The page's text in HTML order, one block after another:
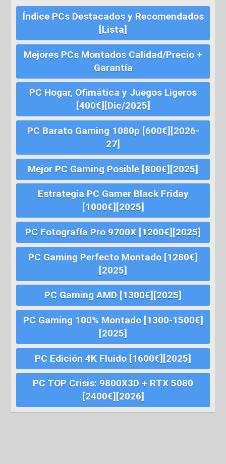
Índice PCs Destacados y Recomendados
[Lista]
Mejores PCs Montados Calidad/Precio +
Garantía
PC Hogar, Ofimática y Juegos Ligeros
[400€][Dic/2025]
PC Barato Gaming 1080p [600€][2026-
27]
Mejor PC Gaming Posible [800€][2025]
Estrategia PC Gamer Black Friday
[1000€][2025]
PC Fotografía Pro 9700X [1200€][2025]
PC Gaming Perfecto Montado [1280€]
[2025]
PC Gaming AMD [1300€][2025]
PC Gaming 100% Montado [1300-1500€]
[2025]
PC Edición 4K Fluido [1600€][2025]
PC TOP Crisis: 9800X3D + RTX 5080
[2400€][2026]